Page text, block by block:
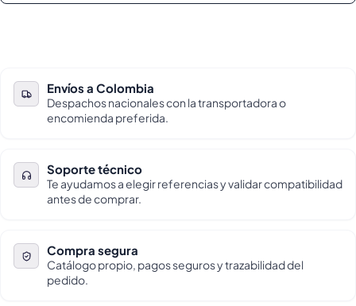
Envíos a Colombia
Despachos nacionales con la transportadora o
encomienda preferida.
Soporte técnico
Te ayudamos a elegir referencias y validar compatibilidad
antes de comprar.
Compra segura
Catálogo propio, pagos seguros y trazabilidad del
pedido.